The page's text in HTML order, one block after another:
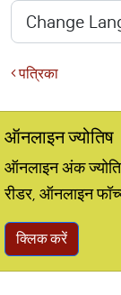
पत्रिका
ऑनलाइन ज्योतिष
ऑनलाइन अंक
रीडर, ऑनलाइन
क्लिक करें